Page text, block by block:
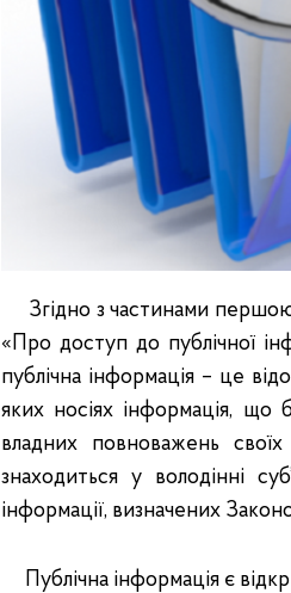
Згідно з частинами першою
«Про доступ до публічної
публічна інформація – це
яких носіях інформація, що
владних повноважень
знаходиться у володінні
інформації, визначених
Публічна інформація є